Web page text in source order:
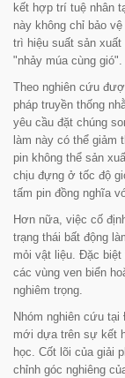
kết hợp trí tuệ nhân
này không chỉ bảo
trì hiệu suất sản
"nhảy múa cùng gió".
Theo nghiên cứu
pháp truyền thống
yêu cầu đặt chúng
làm này có thể giảm
pin không thể sản
chịu đựng ở tốc độ
tấm pin đồng nghĩa
Hơn nữa, việc cố
trạng thái bất động
mỏi vật liệu. Đặc
các vùng ven biển
nghiêm trọng.
Nhóm nghiên cứu
mới dựa trên sự kết
học. Cốt lõi của giải
chỉnh góc nghiêng